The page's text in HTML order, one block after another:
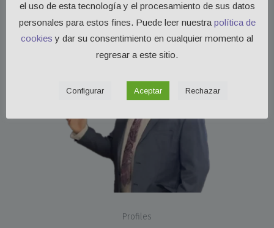
Profiles
el uso de esta tecnología y el procesamiento de sus datos
personales para estos fines. Puede leer nuestra política de
cookies y dar su consentimiento en cualquier momento al
regresar a este sitio.
Configurar Aceptar Rechazar